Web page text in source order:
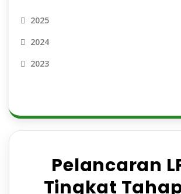
2025
2024
2023
Pelancaran
Tingkat Tahap